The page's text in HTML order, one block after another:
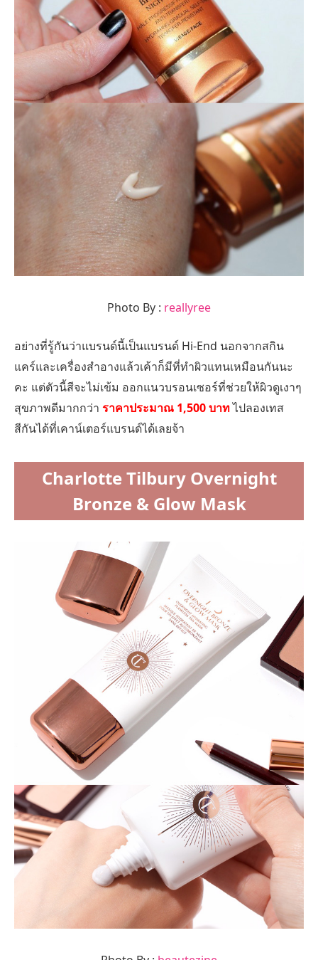
Photo By : reallyree
อย่างที่รู้กันว่าแบรนด์นี้เป็นแบรนด์ Hi-End นอกจากสกิน
แคร์และเครื่องสำอางแล้วเค้าก็มีที่ทำผิวแทนเหมือนกันนะ
คะ แต่ตัวนี้สีจะไม่เข้ม ออกแนวบรอนเซอร์ที่ช่วยให้ผิวดูเงาๆ
สุขภาพดีมากกว่า ราคาประมาณ 1,500 บาทไปลองเทส
สีกันได้ที่เคาน์เตอร์แบรนด์ได้เลยจ้า
Charlotte Tilbury Overnight
Bronze & Glow Mask